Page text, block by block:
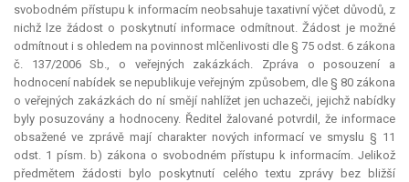
svobodném přístupu k informacím neobsahujetaxativnívýčet důvodů, z
nichž lze žádost o poskytnutí informace odmítnout. Žádost je možné
odmítnout i s ohledem na povinnost mlčenlivosti dle § 75 odst. 6 zákona
č. 137/2006 Sb., o veřejných zakázkách. Zpráva o posouzení a
hodnocení nabídek se nepublikuje veřejným způsobem, dle § 80 zákona
o veřejných zakázkách do ní smějí nahlížet jen uchazeči, jejichž nabídky
byly posuzovány a hodnoceny. Ředitel žalované potvrdil, že informace
obsažené ve zprávě mají charakter nových informací ve smyslu § 11
odst. 1 písm. b) zákona o svobodném přístupu k informacím. Jelikož
předmětem žádosti bylo poskytnutí celého textu zprávy bez bližší